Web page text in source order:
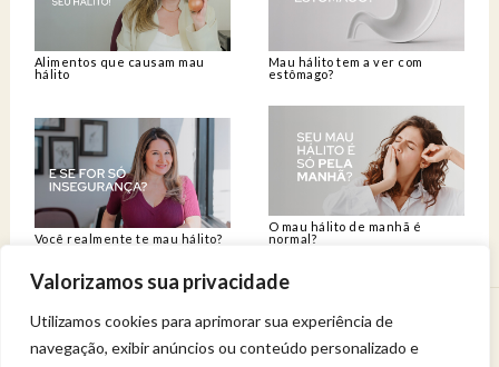
Valorizamos sua privacidade
Utilizamos cookies para aprimorar sua experiência de
navegação, exibir anúncios ou conteúdo personalizado e
Alimentos que causam mau
hálito
Mau hálito tem a ver com
estômago?
Você realmente te mau hálito?
O mau hálito de manhã é
normal?
Venha viver uma experiência de bem-estar.
Entregue a sua saúde a uma profissional qualificada.